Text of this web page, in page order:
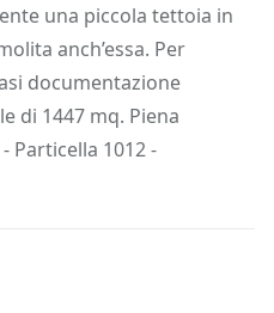
una piccola tettoia in
anch’essa. Per
documentazione
di 1447 mq. Piena
Particella 1012 -